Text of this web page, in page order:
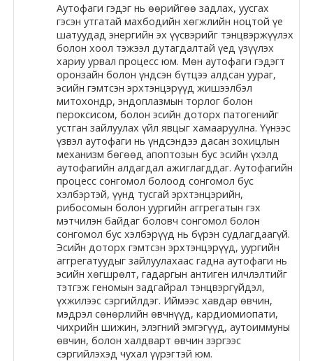
Moodle.com
жишээ 2
Moodle
community
Moodle
free support
Moodle
development
Moodle
Docs
Аутофаги гэдэг нь өөрийгөө задлах, уусгах
гэсэн утгатай махбодийн хөгжлийн ноцтой үе
шатуудад энергийн эх үүсвэрийг тэнцвэржүүлэх
болон хоол тэжээл дутагдалтай үед үзүүлэх
хариу урвал процесс юм. Мөн аутофаги гэдэгт
оронзайн болон үндсэн бүтцээ алдсан уураг,
эсийн гэмтсэн эрхтэнцэрүүд жишээлбэл
митохондр, эндоплазмын торлог болон
пероксисом, болон эсийн доторх патогенийг
устган зайлуулах үйл явцыг хамааруулна. Үүнээс
үзвэл аутофаги нь үндсэндээ дасан зохицлын
механизм бөгөөд апоптозын бус эсийн үхэлд
аутофагийн алдагдал ажиглагддаг. Аутофагийн
процесс сонгомол болоод сонгомол бус
хэлбэртэй, үүнд тусгай эрхтэнцэрийн,
рибосомын болон уургийн аггрегатын гэх
мэтчилэн байдаг боловч сонгомол болон
сонгомол бус хэлбэрүүд нь бүрэн судлагдаагүй.
Эсийн доторх гэмтсэн эрхтэнцэрүүд, уургийн
аггрегатуудыг зайлуулахаас гадна аутофаги нь
эсийн хөгшрөлт, гадаргын антиген илчлэлтийг
тэтгэж геномын задгайрал тэнцвэргүйдэл,
үхжилээс сэргийлдэг. Иймээс хавдар өвчин,
мэдрэл сөнөрлийн өвчнүүд, кардиомиопати,
чихрийн шижин, элэгний эмгэгүүд, аутоиммуны
өвчин, болон халдварт өвчин зэргээс
сэргийлэхэд чухал үүрэгтэй юм.